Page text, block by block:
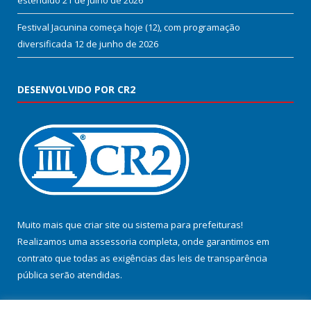
Festival Jacunina começa hoje (12), com programação
diversificada 12 de junho de 2026
DESENVOLVIDO POR CR2
Muito mais que criar site ou sistema para prefeituras!
Realizamos uma assessoria completa, onde garantimos em
contrato que todas as exigências das leis de transparência
pública serão atendidas.